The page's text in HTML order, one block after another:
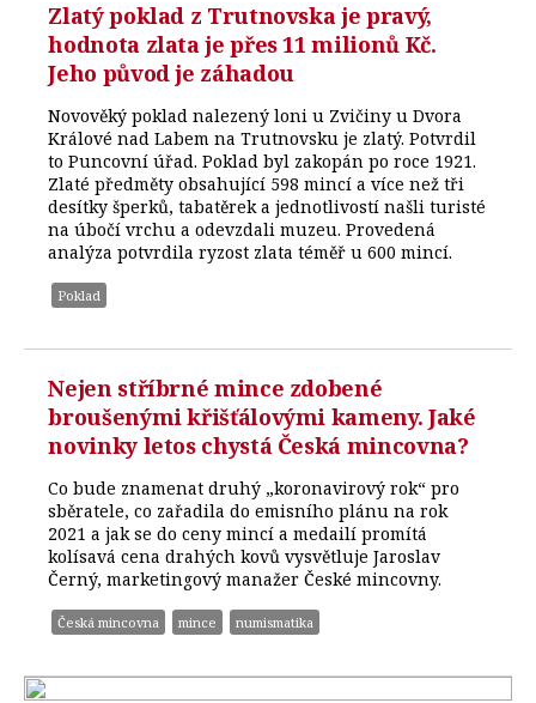
Zlatý poklad z Trutnovska je pravý,
hodnota zlata je přes 11 milionů Kč.
Jeho původ je záhadou
Novověký poklad nalezený loni u Zvičiny u Dvora
Králové nad Labem na Trutnovsku je zlatý. Potvrdil
to Puncovní úřad. Poklad byl zakopán po roce 1921.
Zlaté předměty obsahující 598 mincí a více než tři
desítky šperků, tabatěrek a jednotlivostí našli turisté
na úbočí vrchu a odevzdali muzeu. Provedená
analýza potvrdila ryzost zlata téměř u 600 mincí.
Poklad
Nejen stříbrné mince zdobené
broušenými křišťálovými kameny. Jaké
novinky letos chystá Česká mincovna?
Co bude znamenat druhý „koronavirový rok“ pro
sběratele, co zařadila do emisního plánu na rok
2021 a jak se do ceny mincí a medailí promítá
kolísavá cena drahých kovů vysvětluje Jaroslav
Černý, marketingový manažer České mincovny.
Česká mincovna mince numismatika